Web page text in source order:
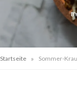
Startseite » Sommer-